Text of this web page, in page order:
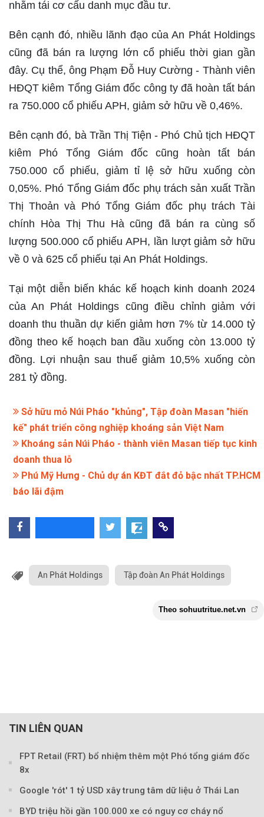
nhằm tái cơ cấu danh mục đầu tư.
Bên cạnh đó, nhiều lãnh đạo của An Phát Holdings
cũng đã bán ra lượng lớn cổ phiếu thời gian gần
đây. Cụ thể, ông Phạm Đỗ Huy Cường - Thành viên
HĐQT kiêm Tổng Giám đốc công ty đã hoàn tất bán
ra 750.000 cổ phiếu APH, giảm sở hữu về 0,46%.
Bên cạnh đó, bà Trần Thị Tiện - Phó Chủ tịch HĐQT
kiêm Phó Tổng Giám đốc cũng hoàn tất bán
750.000 cổ phiếu, giảm tỉ lệ sở hữu xuống còn
0,05%. Phó Tổng Giám đốc phụ trách sản xuất Trần
Thị Thoản và Phó Tổng Giám đốc phụ trách Tài
chính Hòa Thị Thu Hà cũng đã bán ra cùng số
lượng 500.000 cổ phiếu APH, lần lượt giảm sở hữu
về 0 và 625 cổ phiếu tại An Phát Holdings.
Tại một diễn biến khác kế hoạch kinh doanh 2024
của An Phát Holdings cũng điều chỉnh giảm với
doanh thu thuần dự kiến giảm hơn 7% từ 14.000 tỷ
đồng theo kế hoạch ban đầu xuống còn 13.000 tỷ
đồng. Lợi nhuận sau thuế giảm 10,5% xuống còn
281 tỷ đồng.
Sở hữu mỏ Núi Pháo "khủng", Tập đoàn Masan "hiến
kế" phát triển công nghiệp khoáng sản Việt Nam
Khoáng sản Núi Pháo - thành viên Masan tiếp tục kinh
doanh thua lỗ
Phú Mỹ Hưng - Chủ dự án KĐT đắt đỏ bậc nhất TP.HCM
báo lãi đậm
An Phát Holdings Tập đoàn An Phát Holdings
TIN LIÊN QUAN
FPT Retail (FRT) bổ nhiệm thêm một Phó tổng giám đốc
8x
Google 'rót' 1 tỷ USD xây trung tâm dữ liệu ở Thái Lan
BYD triệu hồi gần 100.000 xe có nguy cơ cháy nổ